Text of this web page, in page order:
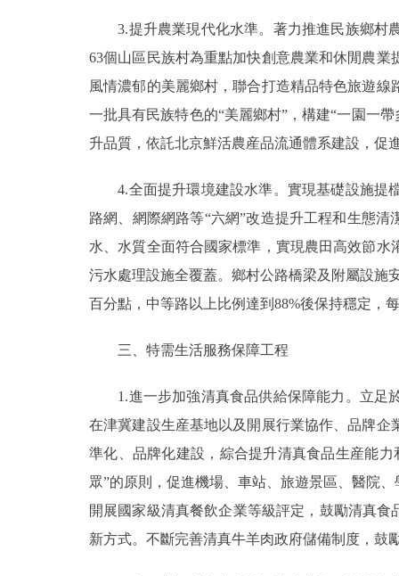
3.提升農業現代化水準。著力推進民族鄉村農
63個山區民族村為重點加快創意農業和休閒農
風情濃郁的美麗鄉村，聯合打造精品特色旅遊
一批具有民族特色的“美麗鄉村”，構建“一園一
升品質，依託北京鮮活農産品流通體系建設，促
4.全面提升環境建設水準。實現基礎設施提檔
路網、網際網路等“六網”改造提升工程和生態
水、水質全面符合國家標準，實現農田高效節
污水處理設施全覆蓋。鄉村公路橋梁及附屬設施
百分點，中等路以上比例達到88%後保持穩定，
三、特需生活服務保障工程
1.進一步加強清真食品供給保障能力。立足於
在津冀建設生産基地以及開展行業協作、品牌
準化、品牌化建設，綜合提升清真食品生産能
眾”的原則，促進機場、車站、旅遊景區、醫院
開展國家級清真餐飲企業等級評定，鼓勵清真
新方式。不斷完善清真牛羊肉政府儲備制度，鼓